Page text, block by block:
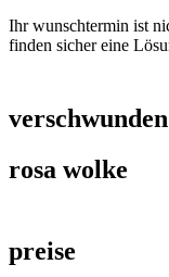
Ihr wunschtermin ist
finden sicher eine
rosa wolke
preise